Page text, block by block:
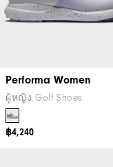
Performa Women
ผู้หญิง Golf Shoes
฿4,240